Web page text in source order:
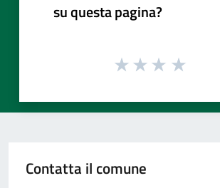
su questa pagina?
Contatta il comune